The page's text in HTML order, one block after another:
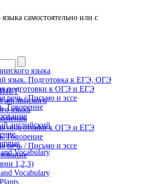
самостоятельно или с
языка
язык. Подготовка к ЕГЭ, ОГЭ
подготовки к ОГЭ и ЕГЭ
речь / Письмо и эссе
Говорение
английский
Vocabulary
английского
языка
подготовки к ОГЭ и ЕГЭ
Говорение
речь / Письмо и эссе
1,2,3)
Vocabulary